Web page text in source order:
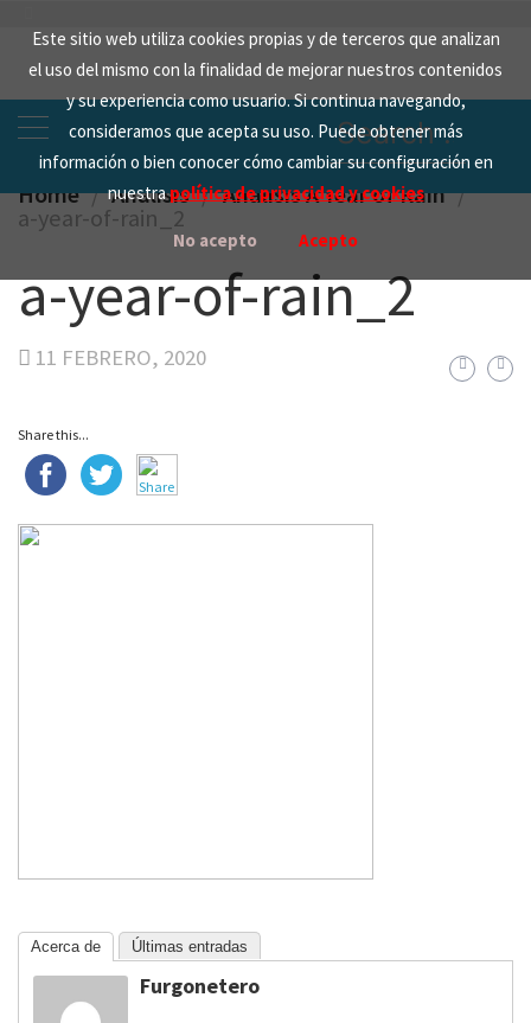
Este sitio web utiliza cookies propias y de terceros que analizan
el uso del mismo con la finalidad de mejorar nuestros contenidos
y su experiencia como usuario. Si continua navegando,
consideramos que acepta su uso. Puede obtener más
información o bien conocer cómo cambiar su configuración en
nuestrapolítica de privacidad y cookies
No acepto Acepto
content
Search
for:
Home Analisis Análisis A Year of Rain
a-year-of-rain_2
a-year-of-rain_2
11 FEBRERO, 2020
Share this...
Acerca de Últimas entradas
Furgonetero